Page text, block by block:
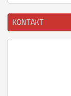
KONTAKT